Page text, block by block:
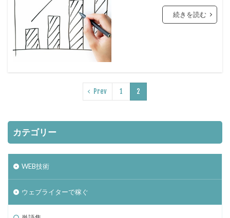
続きを読む
Prev 1 2
カテゴリー
WEB技術
ウェブライターで稼ぐ